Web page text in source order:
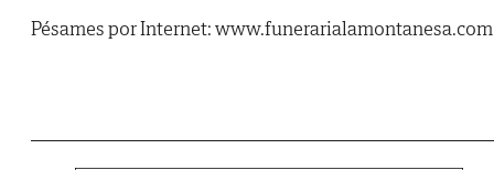
Pésames por Internet: www.funerarialamontanesa.com